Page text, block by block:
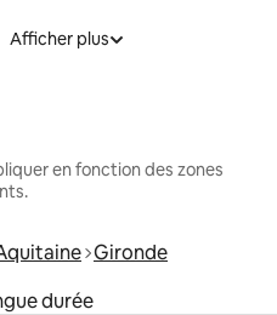
Afficher plus
en fonction des zones
Gironde
durée